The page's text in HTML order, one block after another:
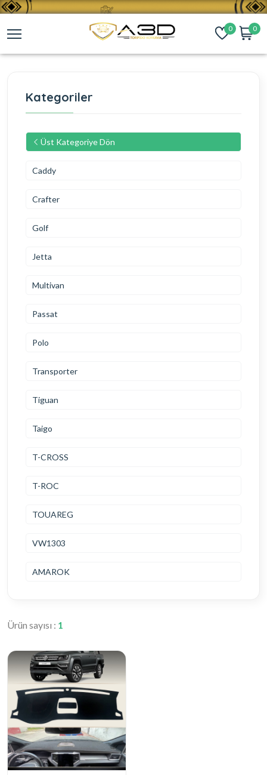
0 0
Kategoriler
Üst Kategoriye Dön
Caddy
Crafter
Golf
Jetta
Multivan
Passat
Polo
Transporter
Tiguan
Taigo
T-CROSS
T-ROC
TOUAREG
VW1303
AMAROK
Ürün sayısı : 1